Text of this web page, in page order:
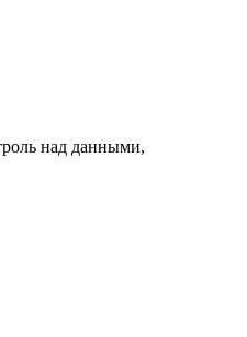
над данными,